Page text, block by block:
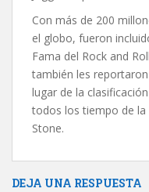
Con más de 200
el globo, fueron
Fama del Rock and
también les
lugar de la
todos los tiempo de la
Stone.
DEJA UNA RESPUESTA